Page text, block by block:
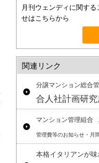
月刊ウェンディに関す
せはこちらから
関連リンク
分譲マンション総合
合人社計画研
マンション管理組合
管理費等のお知らせ・月
本格イタリアンが